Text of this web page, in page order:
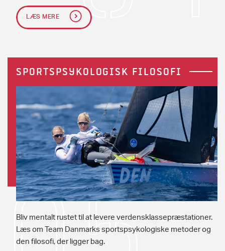
LÆS MERE
SPORTSPSYKOLOGISK FILOSOFI
Bliv mentalt rustet til at levere verdensklassepræstationer.
Læs om Team Danmarks sportspsykologiske metoder og
den filosofi, der ligger bag.